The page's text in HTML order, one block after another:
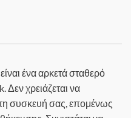
ένα αρκετά σταθερό
χρειάζεται να
συσκευή σας, επομένως